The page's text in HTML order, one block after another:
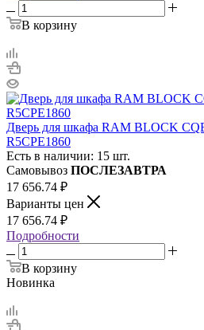
В корзину
Дверь для шкафа RAM BLOCK
R5CPE1860
Есть в наличии: 15 шт.
Самовывоз ПОСЛЕЗАВТРА
17 656.74 ₽
Варианты цен
17 656.74 ₽
Подробности
В корзину
Новинка